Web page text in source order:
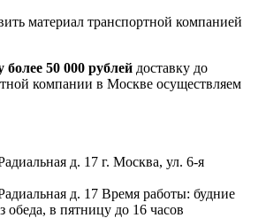
материал транспортной компанией
более 50 000 рублей доставку до
компании в Москве осуществляем
г. Москва, ул. 6-я
Время работы: будние
обеда, в пятницу до 16 часов